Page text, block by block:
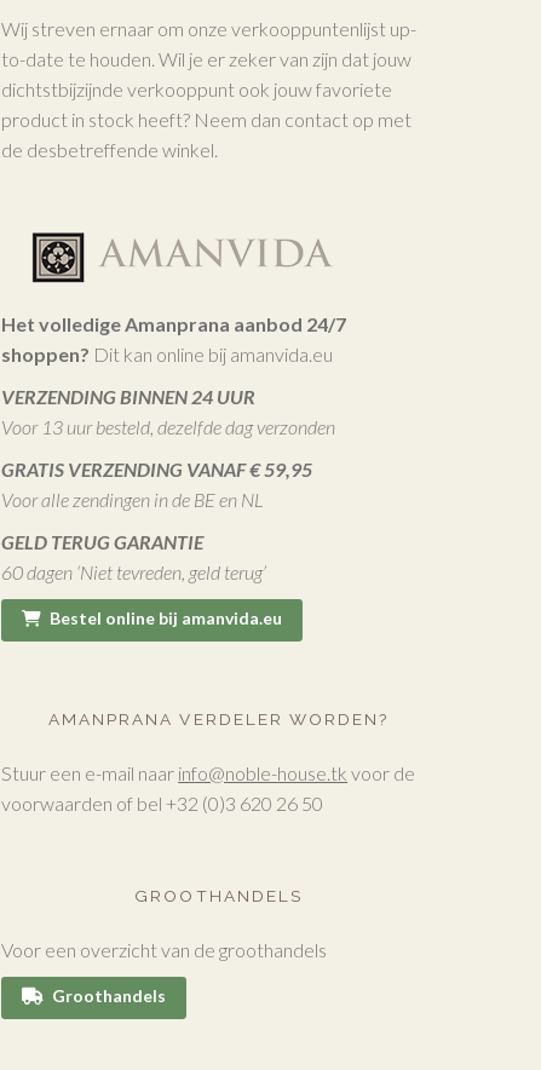
Wij streven ernaar om onze verkooppuntenlijst up-
to-date te houden. Wil je er zeker van zijn dat jouw
dichtstbijzijnde verkooppunt ook jouw favoriete
product in stock heeft? Neem dan contact op met
de desbetreffende winkel.
Het volledige Amanprana aanbod 24/7
shoppen? Dit kan online bij amanvida.eu
VERZENDING BINNEN 24 UUR
Voor 13 uur besteld, dezelfde dag verzonden
GRATIS VERZENDING VANAF € 59,95
Voor alle zendingen in de BE en NL
GELD TERUG GARANTIE
60 dagen ‘Niet tevreden, geld terug’
Bestel online bij amanvida.eu
AMANPRANA VERDELER WORDEN?
Stuur een e-mail naar info@noble-house.tk voor de
voorwaarden of bel +32 (0)3 620 26 50
GROOTHANDELS
Voor een overzicht van de groothandels
Groothandels